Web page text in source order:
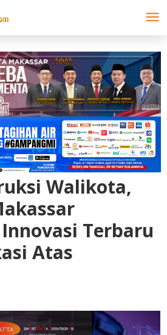
Walikota,
Terbaru
Atas